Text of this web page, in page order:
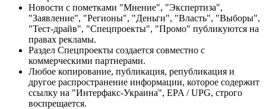
Новости с пометками "Мнение", "Экспертиза",
"Заявление", "Регионы", "Деньги", "Власть", "Выборы",
"Тест-драйв", "Спецпроекты", "Промо" публикуются на
правах рекламы.
Раздел Спецпроекты создается совместно с
коммерческими партнерами.
Любое копирование, публикация, републикация и
другое распространение информации, которое содержит
ссылку на "Интерфакс-Украина", EPA / UPG, строго
воспрещается.